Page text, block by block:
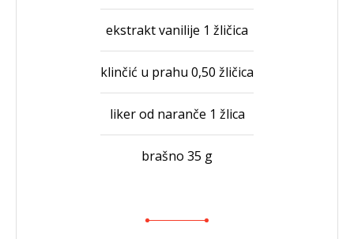
ekstrakt vanilije 1 žličica
klinčić u prahu 0,50 žličica
liker od naranče 1 žlica
brašno 35 g